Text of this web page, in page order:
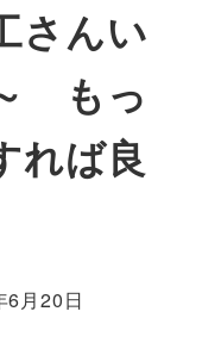
さんい
もっ
れば良
6月20日